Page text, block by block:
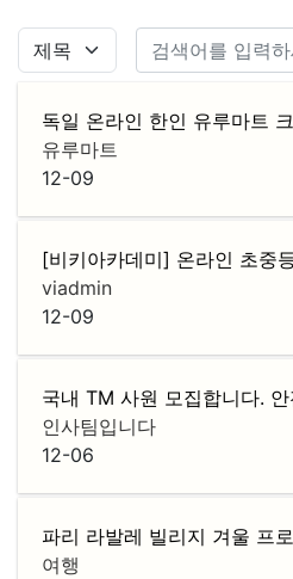
유루마트
12-09
[비키아카데미] 온라인 초중
viadmin
12-09
국내 TM 사원 모집합니다.
인사팀입니다
12-06
파리 라발레 빌리지 겨울 프
여행